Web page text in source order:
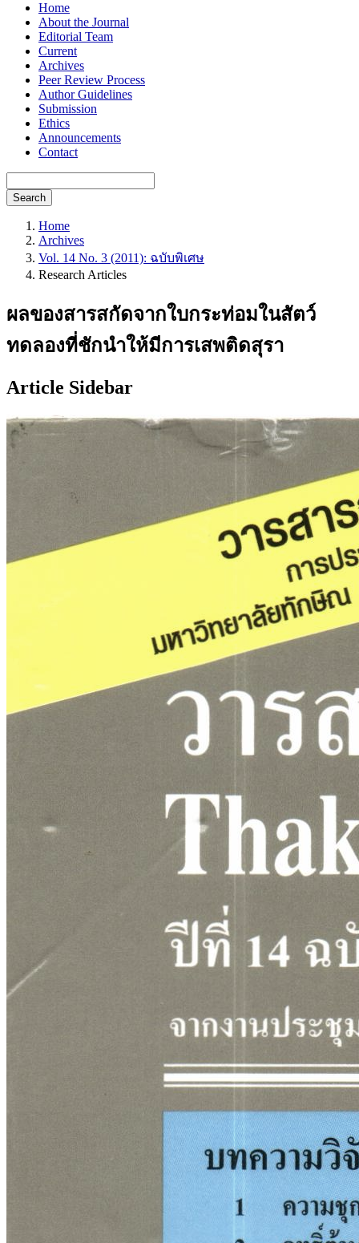
Home
About the Journal
Editorial Team
Current
Archives
Peer Review Process
Author Guidelines
Submission
Ethics
Announcements
Contact
Search
Home
Archives
Vol. 14 No. 3 (2011): ฉบับพิเศษ
Research Articles
ผลของสารสกัดจากใบกระท่อมในสัตว์
ทดลองที่ชักนำให้มีการเสพติดสุรา
Article Sidebar